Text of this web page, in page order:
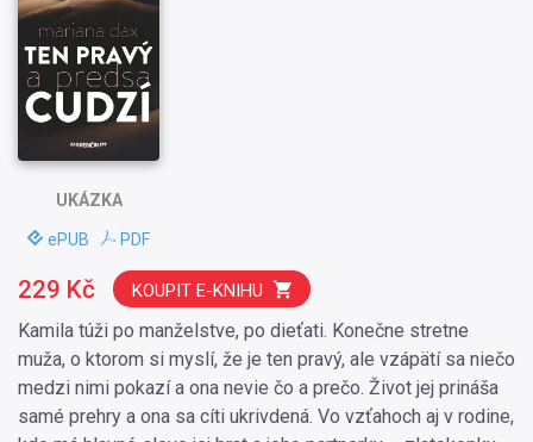
UKÁZKA
ePUB PDF
Kamila túži po manželstve, po dieťati. Konečne stretne
muža, o ktorom si myslí, že je ten pravý, ale vzápätí sa niečo
medzi nimi pokazí a ona nevie čo a prečo. Život jej prináša
samé prehry a ona sa cíti ukrivdená. Vo vzťahoch aj v rodine,
229 Kč KOUPIT E-KNIHU